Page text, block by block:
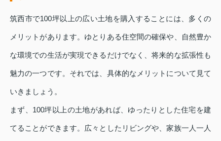
筑西市で100坪以上の広い土地を購入することには、多くの
メリットがあります。ゆとりある住空間の確保や、自然豊か
な環境での生活が実現できるだけでなく、将来的な拡張性も
魅力の一つです。それでは、具体的なメリットについて見て
いきましょう。
まず、100坪以上の土地があれば、ゆったりとした住宅を建
てることができます。広々としたリビングや、家族一人一人